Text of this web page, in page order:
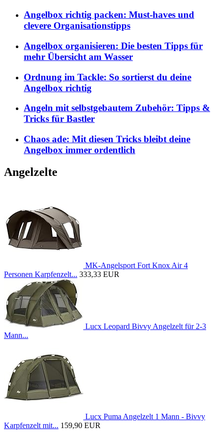
Angelbox richtig packen: Must-haves und
clevere Organisationstipps
Angelbox organisieren: Die besten Tipps für
mehr Übersicht am Wasser
Ordnung im Tackle: So sortierst du deine
Angelbox richtig
Angeln mit selbstgebautem Zubehör: Tipps &
Tricks für Bastler
Chaos ade: Mit diesen Tricks bleibt deine
Angelbox immer ordentlich
Angelzelte
MK-Angelsport Fort Knox Air 4
Personen Karpfenzelt... 333,33 EUR
Lucx Leopard Bivvy Angelzelt für 2-3
Mann...
Lucx Puma Angelzelt 1 Mann - Bivvy
Karpfenzelt mit... 159,90 EUR